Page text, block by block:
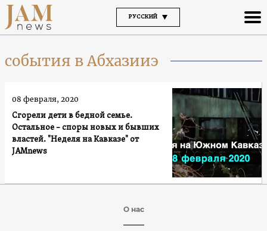
РУССКИЙ
события в Абхазииэ
Сгорели дети в бедной семье.
Остальное – споры новых и бывших
властей. "Неделя на Кавказе" от
JAMnews
08 февраля, 2020
О нас